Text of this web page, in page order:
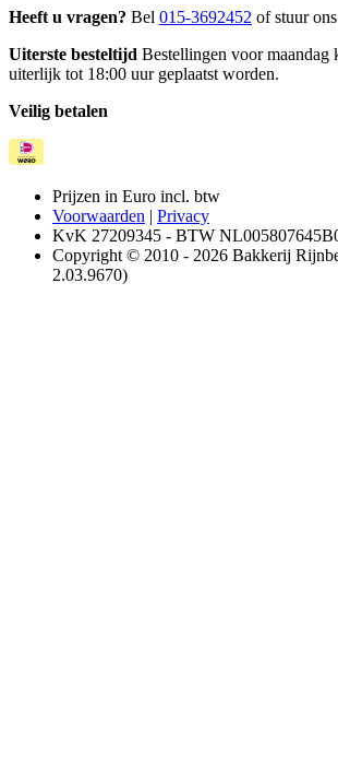
Heeft u vragen? Bel 015-3692452 of stuur
Uiterste besteltijd Bestellingen voor maandag
uiterlijk tot 18:00 uur geplaatst worden.
Veilig betalen
Prijzen in Euro incl. btw
Voorwaarden | Privacy
KvK 27209345 - BTW
Copyright © 2010 - 2026 Bakkerij
2.03.9670)